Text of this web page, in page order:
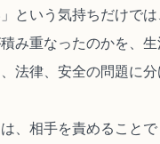
」という気持ちだけで
み重なったのかを、
法律、安全の問題に分
、相手を責めること